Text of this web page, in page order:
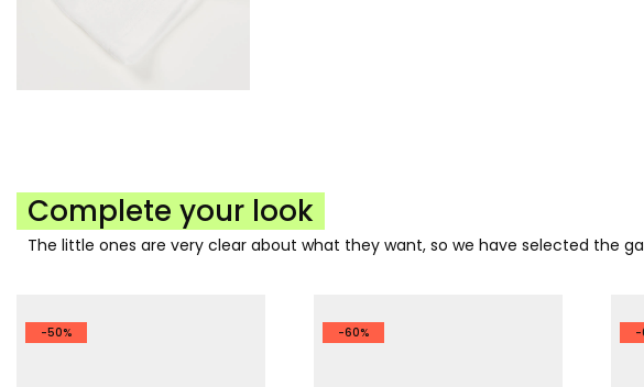
Complete your look
The little ones are very clear about what they want, so we have selected the
-50% -60% -